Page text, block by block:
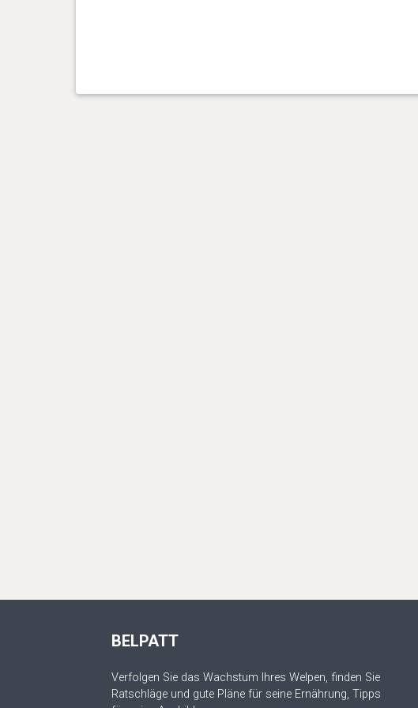
BELPATT
Verfolgen Sie das Wachstum Ihres Welpen, finden Sie
Ratschläge und gute Pläne für seine Ernährung, Tipps